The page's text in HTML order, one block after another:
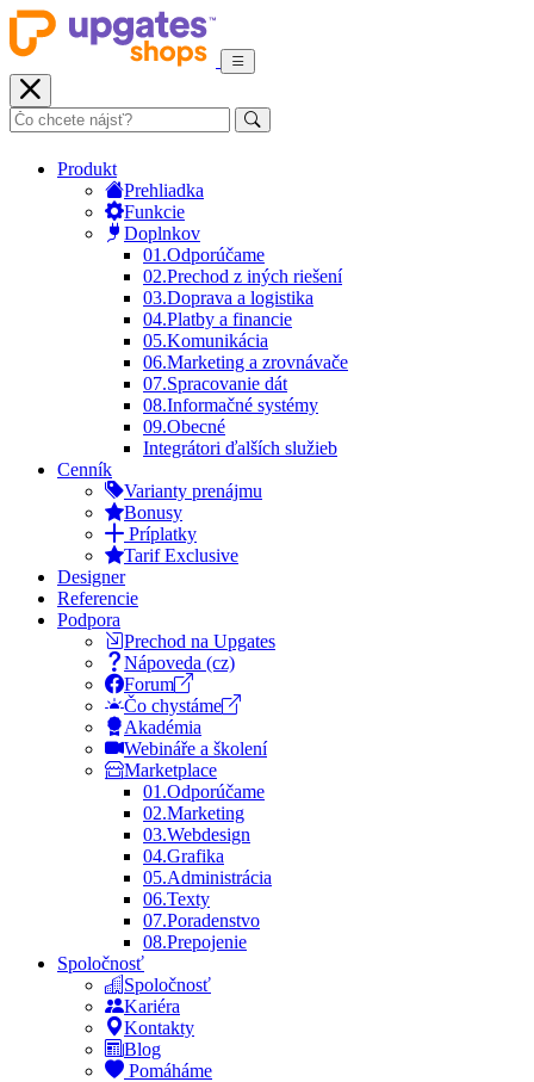
Produkt
Prehliadka
Funkcie
Doplnkov
01.Odporúčame
02.Prechod z iných riešení
03.Doprava a logistika
04.Platby a financie
05.Komunikácia
06.Marketing a zrovnávače
07.Spracovanie dát
08.Informačné systémy
09.Obecné
Integrátori ďalších služieb
Cenník
Varianty prenájmu
Bonusy
Príplatky
Tarif Exclusive
Designer
Referencie
Podpora
Prechod na Upgates
Nápoveda (cz)
Forum
Čo chystáme
Akadémia
Webináře a školení
Marketplace
01.Odporúčame
02.Marketing
03.Webdesign
04.Grafika
05.Administrácia
06.Texty
07.Poradenstvo
08.Prepojenie
Spoločnosť
Spoločnosť
Kariéra
Kontakty
Blog
Pomáháme